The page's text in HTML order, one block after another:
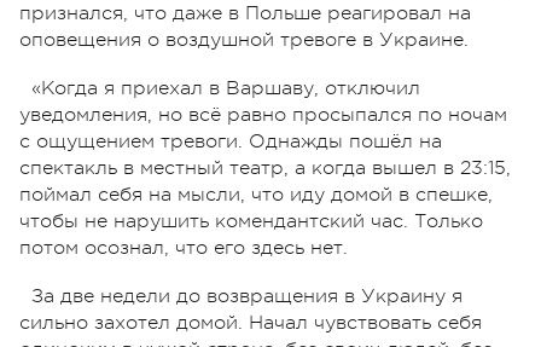
признался, что даже в Польше реагировал на
оповещения о воздушной тревоге в Украине.
«Когда я приехал в Варшаву, отключил
уведомления, но всё равно просыпался по ночам
с ощущением тревоги. Однажды пошёл на
спектакль в местный театр, а когда вышел в 23:15,
поймал себя на мысли, что иду домой в спешке,
чтобы не нарушить комендантский час. Только
потом осознал, что его здесь нет.
За две недели до возвращения в Украину я
сильно захотел домой. Начал чувствовать себя